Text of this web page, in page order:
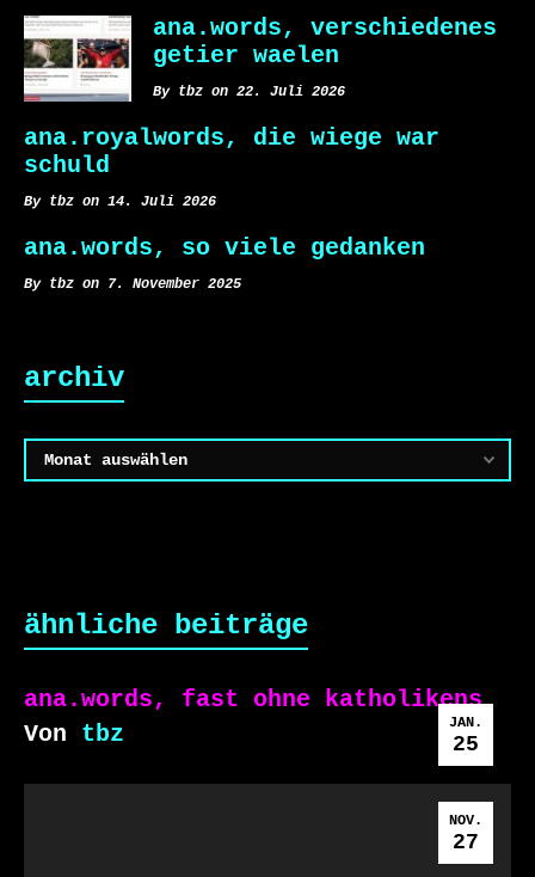
ana.words, verschiedenes
getier waelen
By tbz on 22. Juli 2026
ana.royalwords, die wiege war
schuld
By tbz on 14. Juli 2026
ana.words, so viele gedanken
By tbz on 7. November 2025
archiv
Archiv
ähnliche beiträge
JAN.
25
ana.words, fast ohne katholikens
Von tbz
NOV.
27